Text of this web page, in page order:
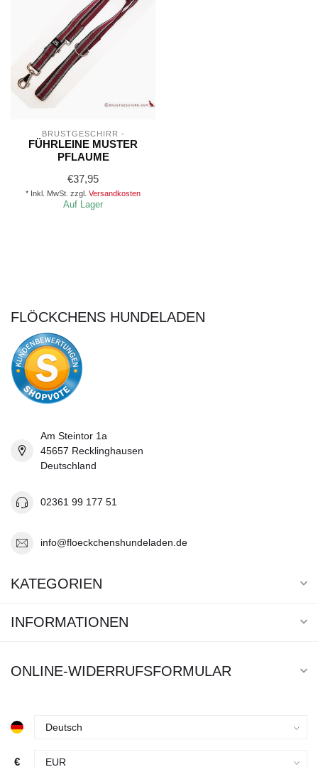
BRUSTGESCHIRR -
FÜHRLEINE MUSTER
PFLAUME
€37,95
* Inkl. MwSt. zzgl. Versandkosten
Auf Lager
FLÖCKCHENS HUNDELADEN
Am Steintor 1a
45657 Recklinghausen
Deutschland
02361 99 177 51
info@floeckchenshundeladen.de
KATEGORIEN
INFORMATIONEN
ONLINE-WIDERRUFSFORMULAR
€